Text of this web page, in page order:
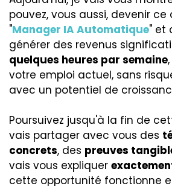
pouvez, vous aussi, devenir
"Manager IA Automatique" et
générer des revenus
quelques heures par semaine
votre emploi actuel, sans
avec un potentiel de
Poursuivez jusqu'à la fin de
vais partager avec vous des
concrets, des preuves
vais vous expliquer
cette opportunité fonctionne